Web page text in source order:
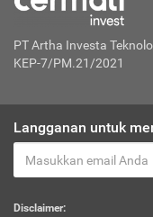
PT Artha Investa
KEP-7/PM.21/2021
Langganan untuk
Disclaimer: